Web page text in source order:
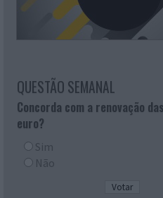
QUESTÃO SEMANAL
Concorda com a renovação
euro?
Sim
Não